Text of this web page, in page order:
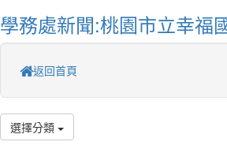
學務處新聞:桃園市立幸福
返回首頁
選擇分類